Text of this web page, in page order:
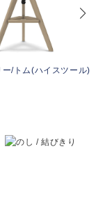
ー/トム(ハイスツール)